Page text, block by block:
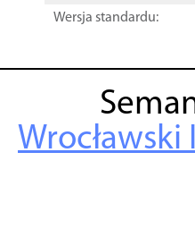
Wersja standardu: